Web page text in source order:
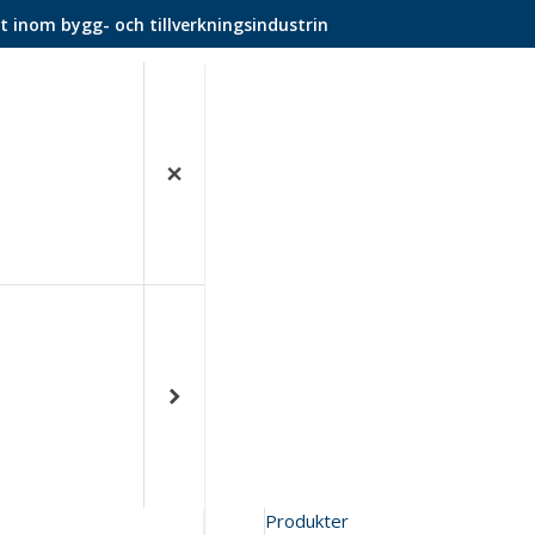
inom bygg- och tillverkningsindustrin
Produkter